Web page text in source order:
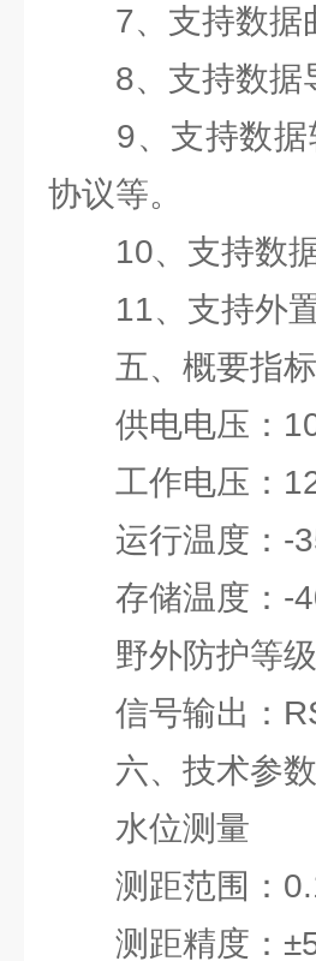
7、支持数据
8、支持数据
9、支持数据
协议等。
10、支持数据
11、支持外置
五、概要指标
供电电压：
工作电压：
运行温度：-
存储温度：-
野外防护等级
信号输出：
六、技术参数
水位测量
测距范围：
测距精度：